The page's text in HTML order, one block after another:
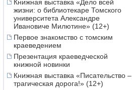
Книжная выставка «Дело всей
жизни: о библиотекаре Томского
университета Александре
Ивановиче Милютине» (12+)
Первое знакомство с томским
краеведением
Презентация краеведческой
книжной новинки
Книжная выставка «Писательство –
трагическая дорога!» (12+)